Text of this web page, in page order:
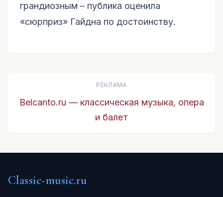
грандиозным – публика оценила
«сюрприз» Гайдна по достоинству.
РЕКЛАМА
Belcanto.ru — классическая музыка, опера
и балет
Classic-music.ru